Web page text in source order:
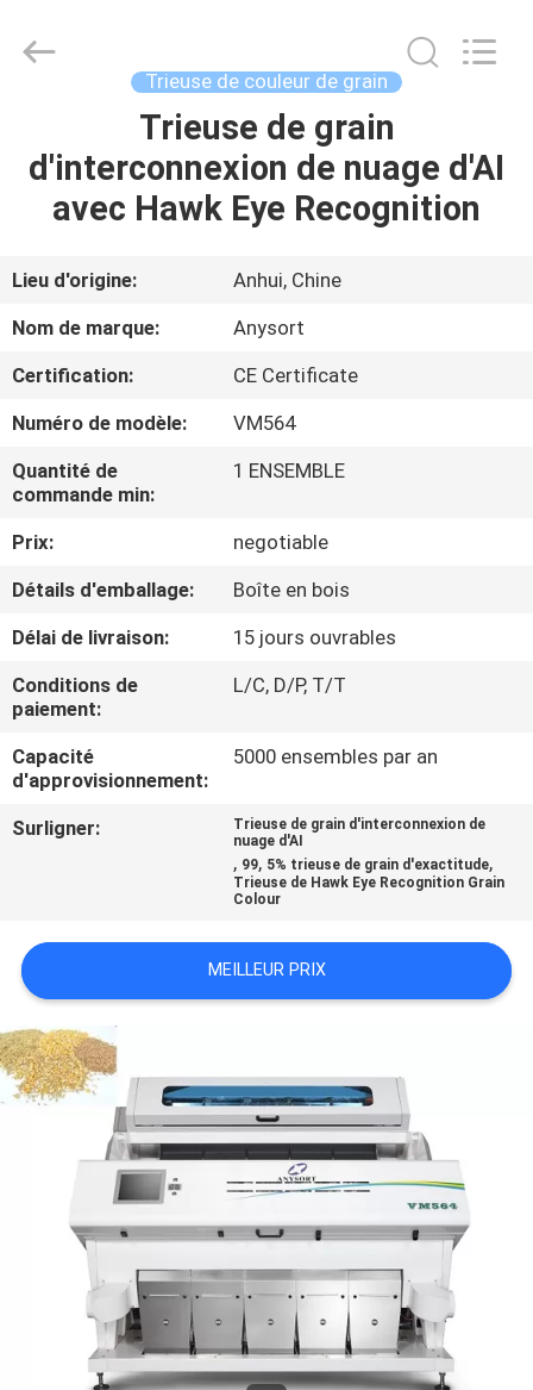
PRODUITS
AU
SUJET
DE
VISITE
CONTRÔLE
DE
QUALITÉ
CONTACTEZ-
NOUS
DEMANDEZ
UNE
CITATION
PLAN
PRIVACY
POLICY
Optoelectronic
Technology
Trieuse de couleur de grain
Trieuse de grain
d'interconnexion de nuage d'AI
avec Hawk Eye Recognition
Lieu d'origine:
Anhui, Chine
Nom de marque:
Anysort
Certification:
CE Certificate
Numéro de modèle:
VM564
Quantité de
commande min:
1 ENSEMBLE
Prix:
negotiable
Détails d'emballage:
Boîte en bois
Délai de livraison:
15 jours ouvrables
Conditions de
paiement:
L/C, D/P, T/T
Capacité
d'approvisionnement:
5000 ensembles par an
Surligner:
Trieuse de grain d'interconnexion de
nuage d'AI
, 99, 5% trieuse de grain d'exactitude,
Trieuse de Hawk Eye Recognition Grain
Colour
MEILLEUR PRIX